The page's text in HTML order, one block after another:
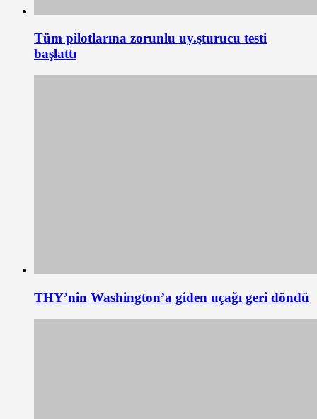
Tüm pilotlarına zorunlu uy.şturucu testi
başlattı
THY’nin Washington’a giden uçağı geri döndü